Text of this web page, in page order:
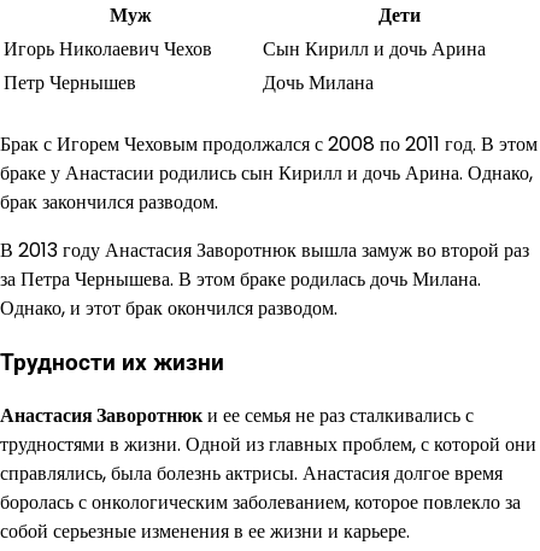
Муж
Дети
Игорь Николаевич Чехов
Сын Кирилл и дочь Арина
Петр Чернышев
Дочь Милана
Брак с Игорем Чеховым продолжался с 2008 по 2011 год. В этом
браке у Анастасии родились сын Кирилл и дочь Арина. Однако,
брак закончился разводом.
В 2013 году Анастасия Заворотнюк вышла замуж во второй раз
за Петра Чернышева. В этом браке родилась дочь Милана.
Однако, и этот брак окончился разводом.
Трудности их жизни
Анастасия Заворотнюки ее семья не раз сталкивались с
трудностями в жизни. Одной из главных проблем, с которой они
справлялись, была болезнь актрисы. Анастасия долгое время
боролась с онкологическим заболеванием, которое повлекло за
собой серьезные изменения в ее жизни и карьере.